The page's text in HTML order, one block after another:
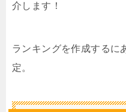
介します！
ランキングを作成するに
定。